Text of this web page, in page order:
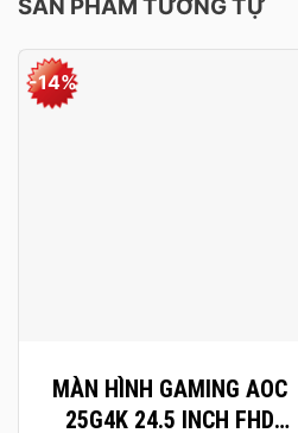
SẢN PHẨM TƯƠNG TỰ
-14%
MÀN HÌNH GAMING AOC
25G4K 24.5 INCH FHD